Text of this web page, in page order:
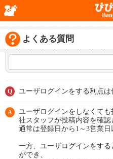
よくある質問
Q ユーザログインをする利点は
A
ユーザログインをしなくて
社スタッフが投稿内容を確
通常は登録日から1～3営業日
一方、ユーザログインをす
ができ、